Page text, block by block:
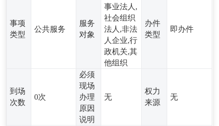
事项
类型
公共服务
服务
对象
事业法人,
社会组织
法人,非法
人企业,行
政机关,其
他组织
办件
类型
即办件
到场
次数
0次
必须
现场
办理
原因
说明
无
权力
来源
无